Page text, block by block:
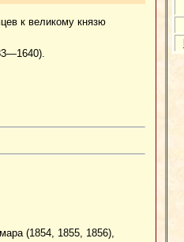
к великому князю
(1854, 1855, 1856),